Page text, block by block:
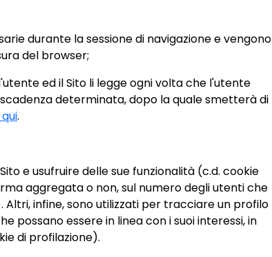
durante la sessione di navigazione e vengono
del browser;
ed il Sito li legge ogni volta che l'utente
determinata, dopo la quale smetterà di
.
e usufruire delle sue funzionalità (c.d. cookie
aggregata o non, sul numero degli utenti che
Altri, infine, sono utilizzati per tracciare un profilo
possano essere in linea con i suoi interessi, in
di profilazione).